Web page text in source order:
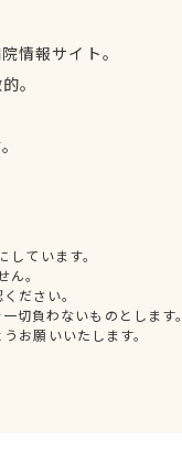
情報サイト。
。
ています。
。
ださい。
切負わないものとします。
お願いいたします。